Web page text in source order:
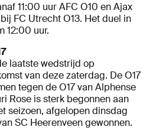
11:00 uur AFC O10 en Ajax
FC Utrecht O13. Het duel in
12:00 uur.
laatste wedstrijd op
van deze zaterdag. De O17
tegen de O17 van Alphense
Rose is sterk begonnen aan
seizoen, afgelopen dinsdag
SC Heerenveen gewonnen.